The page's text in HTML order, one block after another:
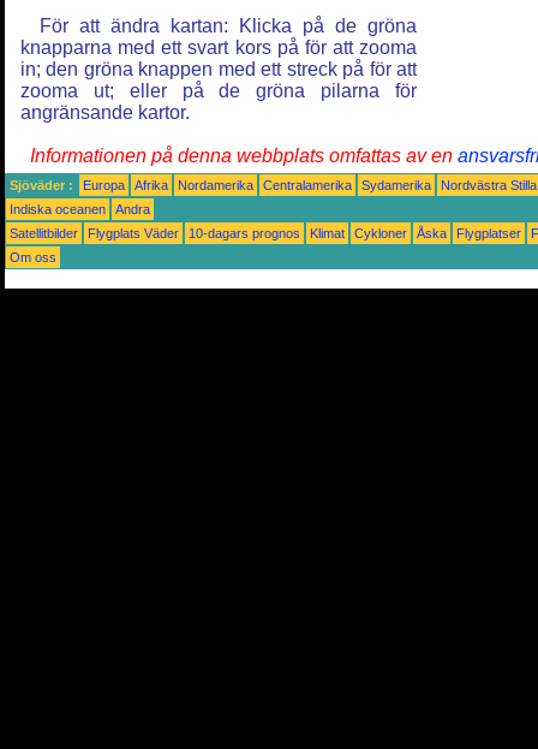
För att ändra kartan: Klicka på de gröna
knapparna med ett svart kors på för att zooma
in; den gröna knappen med ett streck på för att
zooma ut; eller på de gröna pilarna för
angränsande kartor.
Informationen på denna webbplats omfattas av en
Sjöväder : Europa Afrika Nordamerika Centralamerika Sydamerika
Nordvästra
Indiska oceanen
Andra
Satellitbilder
Flygplats Väder 10-dagars prognos Klimat Cykloner Åska Flygplatser
Om oss